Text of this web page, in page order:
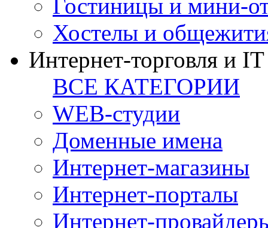
Гостиницы и мини-
Хостелы и
Интернет-торговля и IT
ВСЕ КАТЕГОРИИ
WEB-студии
Доменные имена
Интернет-магазины
Интернет-порталы
Интернет-